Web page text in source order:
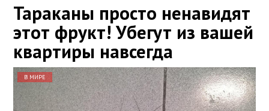
Тараканы просто ненавидят
этот фрукт! Убегут из вашей
квартиры навсегда
В МИРЕ